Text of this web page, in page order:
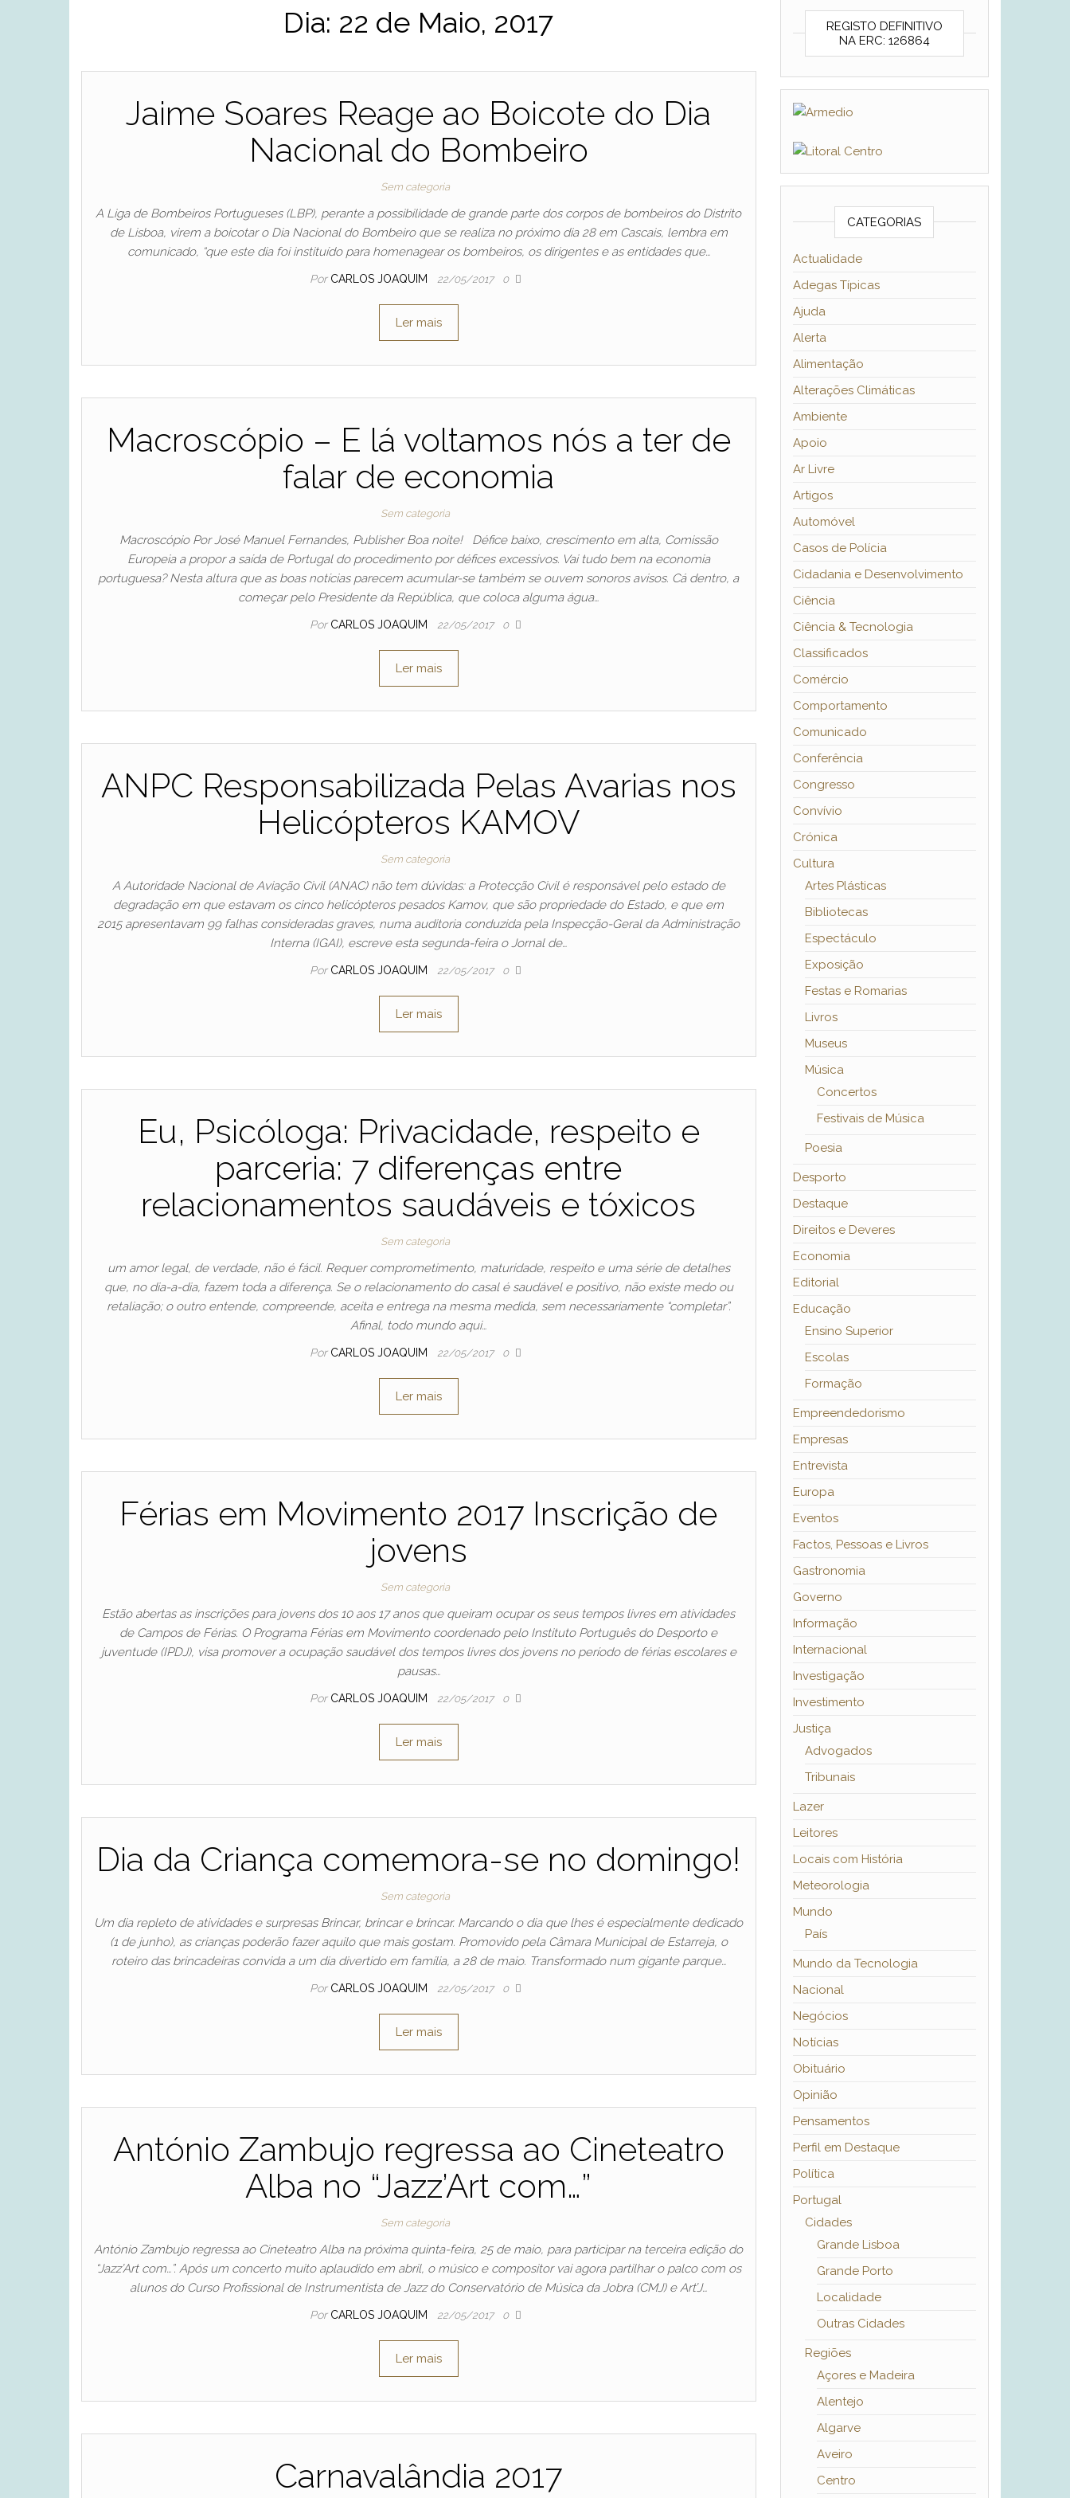
Dia: 22 de Maio, 2017
Jaime Soares Reage ao Boicote do Dia
Nacional do Bombeiro
Sem categoria
A Liga de Bombeiros Portugueses (LBP), perante a possibilidade de grande parte dos corpos de bombeiros do Distrito
de Lisboa, virem a boicotar o Dia Nacional do Bombeiro que se realiza no próximo dia 28 em Cascais, lembra em
comunicado, “que este dia foi instituído para homenagear os bombeiros, os dirigentes e as entidades que…
Por CARLOS JOAQUIM 22/05/2017 0
Ler mais
Macroscópio – E lá voltamos nós a ter de
falar de economia
Sem categoria
Macroscópio Por José Manuel Fernandes, Publisher Boa noite! Défice baixo, crescimento em alta, Comissão
Europeia a propor a saída de Portugal do procedimento por défices excessivos. Vai tudo bem na economia
portuguesa? Nesta altura que as boas notícias parecem acumular-se também se ouvem sonoros avisos. Cá dentro, a
começar pelo Presidente da República, que coloca alguma água…
Por CARLOS JOAQUIM 22/05/2017 0
Ler mais
ANPC Responsabilizada Pelas Avarias nos
Helicópteros KAMOV
Sem categoria
A Autoridade Nacional de Aviação Civil (ANAC) não tem dúvidas: a Protecção Civil é responsável pelo estado de
degradação em que estavam os cinco helicópteros pesados Kamov, que são propriedade do Estado, e que em
2015 apresentavam 99 falhas consideradas graves, numa auditoria conduzida pela Inspecção-Geral da Administração
Interna (IGAI), escreve esta segunda-feira o Jornal de…
Por CARLOS JOAQUIM 22/05/2017 0
Ler mais
Eu, Psicóloga: Privacidade, respeito e
parceria: 7 diferenças entre
relacionamentos saudáveis e tóxicos
Sem categoria
um amor legal, de verdade, não é fácil. Requer comprometimento, maturidade, respeito e uma série de detalhes
que, no dia-a-dia, fazem toda a diferença. Se o relacionamento do casal é saudável e positivo, não existe medo ou
retaliação; o outro entende, compreende, aceita e entrega na mesma medida, sem necessariamente “completar”.
Afinal, todo mundo aqui…
Por CARLOS JOAQUIM 22/05/2017 0
Ler mais
Férias em Movimento 2017 Inscrição de
jovens
Sem categoria
Estão abertas as inscrições para jovens dos 10 aos 17 anos que queiram ocupar os seus tempos livres em atividades
de Campos de Férias. O Programa Férias em Movimento coordenado pelo Instituto Português do Desporto e
juventude (IPDJ), visa promover a ocupação saudável dos tempos livres dos jovens no período de férias escolares e
pausas…
Por CARLOS JOAQUIM 22/05/2017 0
Ler mais
Dia da Criança comemora-se no domingo!
Sem categoria
Um dia repleto de atividades e surpresas Brincar, brincar e brincar. Marcando o dia que lhes é especialmente dedicado
(1 de junho), as crianças poderão fazer aquilo que mais gostam. Promovido pela Câmara Municipal de Estarreja, o
roteiro das brincadeiras convida a um dia divertido em família, a 28 de maio. Transformado num gigante parque…
Por CARLOS JOAQUIM 22/05/2017 0
Ler mais
António Zambujo regressa ao Cineteatro
Alba no “Jazz’Art com…”
Sem categoria
António Zambujo regressa ao Cineteatro Alba na próxima quinta-feira, 25 de maio, para participar na terceira edição do
“Jazz’Art com…”. Após um concerto muito aplaudido em abril, o músico e compositor vai agora partilhar o palco com os
alunos do Curso Profissional de Instrumentista de Jazz do Conservatório de Música da Jobra (CMJ) e Art’J…
Por CARLOS JOAQUIM 22/05/2017 0
Ler mais
Carnavalândia 2017
REGISTO DEFINITIVO
NA ERC: 126864
CATEGORIAS
Actualidade
Adegas Típicas
Ajuda
Alerta
Alimentação
Alterações Climáticas
Ambiente
Apoio
Ar Livre
Artigos
Automóvel
Casos de Polícia
Cidadania e Desenvolvimento
Ciência
Ciência & Tecnologia
Classificados
Comércio
Comportamento
Comunicado
Conferência
Congresso
Convívio
Crónica
Cultura
Artes Plásticas
Bibliotecas
Espectáculo
Exposição
Festas e Romarias
Livros
Museus
Música
Concertos
Festivais de Música
Poesia
Desporto
Destaque
Direitos e Deveres
Economia
Editorial
Educação
Ensino Superior
Escolas
Formação
Empreendedorismo
Empresas
Entrevista
Europa
Eventos
Factos, Pessoas e Livros
Gastronomia
Governo
Informação
Internacional
Investigação
Investimento
Justiça
Advogados
Tribunais
Lazer
Leitores
Locais com História
Meteorologia
Mundo
País
Mundo da Tecnologia
Nacional
Negócios
Notícias
Obituário
Opinião
Pensamentos
Perfil em Destaque
Política
Portugal
Cidades
Grande Lisboa
Grande Porto
Localidade
Outras Cidades
Regiões
Açores e Madeira
Alentejo
Algarve
Aveiro
Centro